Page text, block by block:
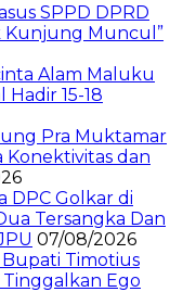
SPPD DPRD
Kunjung Muncul”
Alam Maluku
Hadir 15-18
Pra Muktamar
Konektivitas dan
DPC Golkar di
Tersangka Dan
07/08/2026
Timotius
Ego